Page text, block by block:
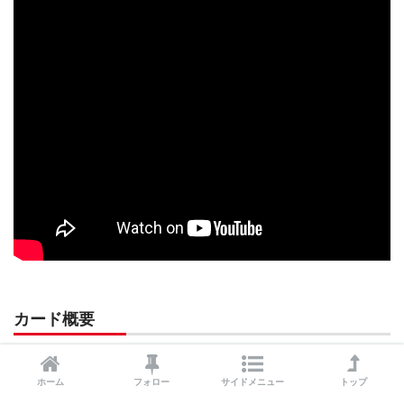
カード概要
ホーム フォロー サイドメニュー トップ